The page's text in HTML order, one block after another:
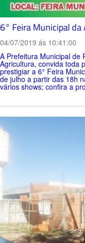
6° Feira Municipal
04/07/2019 ás 10:41:00
A Prefeitura Municipal de
Agricultura, convida toda
prestigiar a 6° Feira
de julho a partir das 18h
vários shows; confira a